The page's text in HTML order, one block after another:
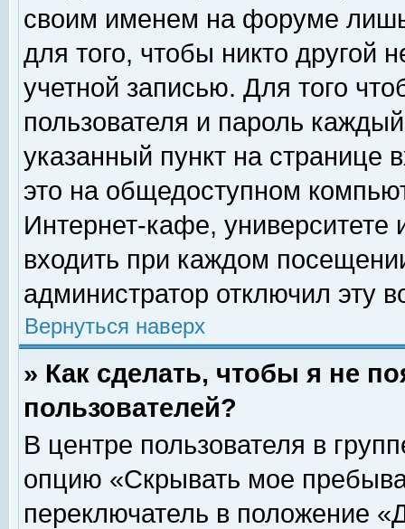
своим именем на форуме
для того, чтобы никто другой
учетной записью. Для того
пользователя и пароль
указанный пункт на
это на общедоступном
Интернет-кафе, университете
входить при каждом
администратор отключил эту
Вернуться наверх
» Как сделать, чтобы я не
пользователей?
В центре пользователя в
опцию «Скрывать мое
переключатель в положение